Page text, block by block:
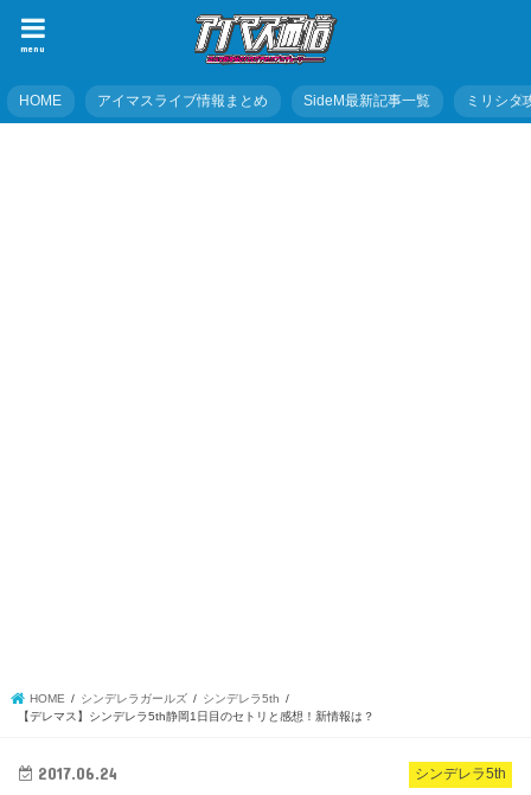
menu
HOME アイマスライブ情報まとめ SideM最新記事一覧 ミリシタ
HOME シンデレラガールズ
シンデレラ5th
【デレマス】シンデレラ5th静岡1日目のセトリと感想！新情報は？
シンデレラ5th
2017.06.24